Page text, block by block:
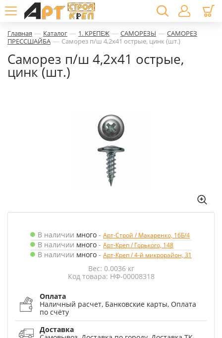
Главная — Каталог — 1. КРЕПЕЖ — САМОРЕЗЫ — САМОРЕЗ
ПРЕССШАЙБА — Саморез п/ш 4,2х41 острые, цинк (шт.)
Саморез п/ш 4,2х41 острые,
цинк (шт.)
В наличии много - Арт-Строй / Макаренко, 16Б/4
В наличии много - Арт-Креп / Горького, 148
В наличии много - Арт-Креп / 4-й микрорайон, 31
Вес: 0.0036 кг
Код товара: НФ-00008318
Оплата
Наличный расчет, Банковские карты, Оплата
по счёту
Доставка